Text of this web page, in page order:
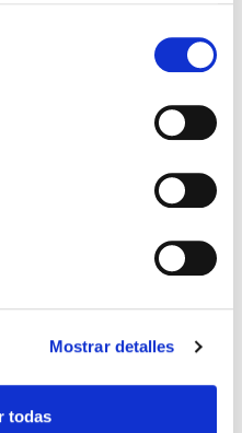
Mostrar detalles
todas
la mujer en su